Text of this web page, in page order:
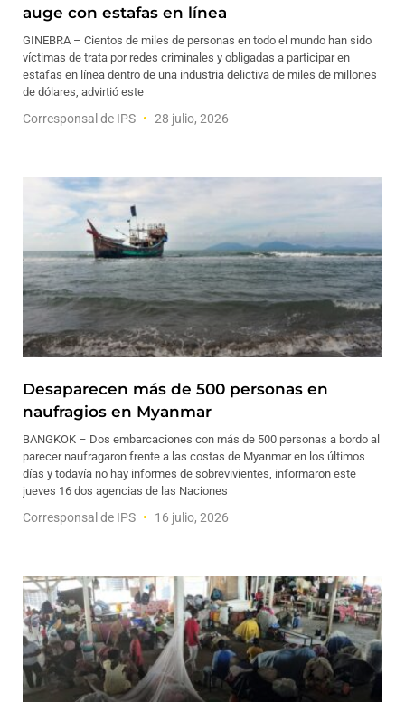
auge con estafas en línea
GINEBRA – Cientos de miles de personas en todo el mundo han sido
víctimas de trata por redes criminales y obligadas a participar en
estafas en línea dentro de una industria delictiva de miles de millones
de dólares, advirtió este
Corresponsal de IPS 28 julio, 2026
Desaparecen más de 500 personas en
naufragios en Myanmar
BANGKOK – Dos embarcaciones con más de 500 personas a bordo al
parecer naufragaron frente a las costas de Myanmar en los últimos
días y todavía no hay informes de sobrevivientes, informaron este
jueves 16 dos agencias de las Naciones
Corresponsal de IPS 16 julio, 2026